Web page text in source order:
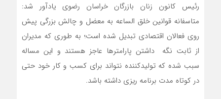
رئیس کانون زنان بازرگان خراسان رضوی یادآور شد:
متاسفانه قوانین خلق الساعه به معضل و چالش بزرگی پیش
روی فعالان اقتصادی تبدیل شده است؛ به طوری که مدیران
از ثابت نگه داشتن پارامترها عاجز هستند و این مساله
سبب شده که تولیدکننده نتواند برای کسب و کار خود حتی
در کوتاه مدت برنامه ریزی داشته باشد.